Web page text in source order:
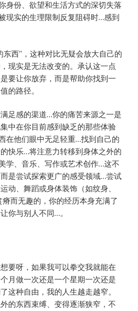
身份、欲望和生活方式的深切失落
现实的生理限制反复阻碍时…感到
东西”，这种对比无疑会放大自己的
现实是无法改变的。承认这一点
要让你放弃，而是帮助你找到一
的路径。
足感的渠道…你的痛苦来源之一是
中在你目前感到缺乏的那些体验
在他们眼中无足轻重…找到自己的
快乐…将注意力转移到身体之外的
学、音乐、写作或艺术创作…这不
是尝试探索更广的感受领域…尝试
动、舞蹈或身体装饰（如纹身、
而无趣的，你的经历本身充满了
你与别人不同…。
要呀，如果我可以拳交我就能在
月做一次还是一个星期一次还是
这种自由，我的人生越走越窄。
的东西束缚、变得逐渐狭窄，不